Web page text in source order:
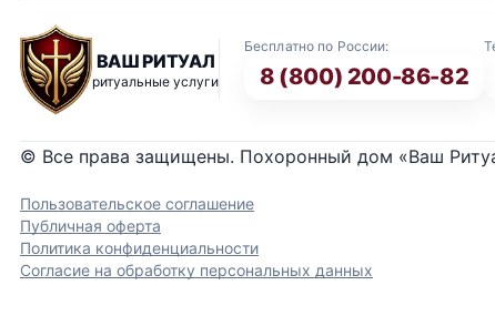
ВАШ РИТУАЛ
ритуальные услуги
Бесплатно по России:
8 (800) 200-86-82
© Все права защищены. Похоронный дом «Ваш
Пользовательское соглашение
Публичная оферта
Политика конфиденциальности
Согласие на обработку персональных данных